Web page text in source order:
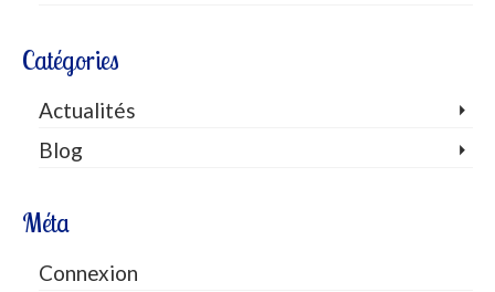
Catégories
Actualités
Blog
Méta
Connexion